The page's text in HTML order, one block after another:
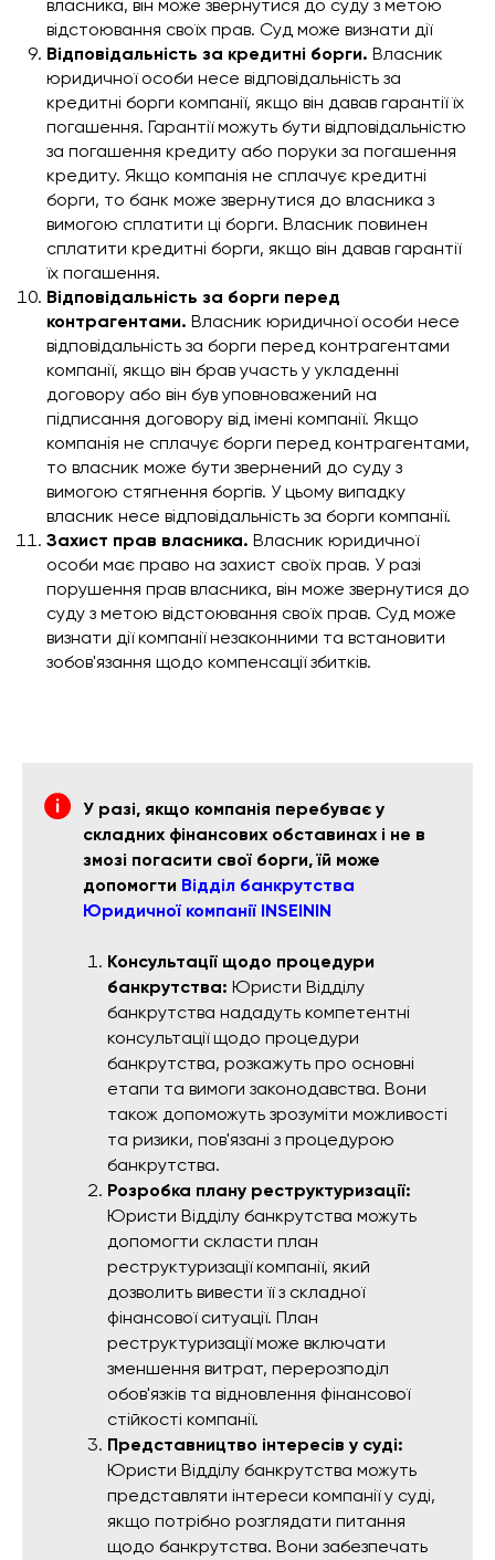
власника, він може звернутися до суду з метою
відстоювання своїх прав. Суд може визнати дії
Відповідальність за кредитні борги. Власник
юридичної особи несе відповідальність за
кредитні борги компанії, якщо він давав гарантії їх
погашення. Гарантії можуть бути відповідальністю
за погашення кредиту або поруки за погашення
кредиту. Якщо компанія не сплачує кредитні
борги, то банк може звернутися до власника з
вимогою сплатити ці борги. Власник повинен
сплатити кредитні борги, якщо він давав гарантії
їх погашення.
Відповідальність за борги перед
контрагентами. Власник юридичної особи несе
відповідальність за борги перед контрагентами
компанії, якщо він брав участь у укладенні
договору або він був уповноважений на
підписання договору від імені компанії. Якщо
компанія не сплачує борги перед контрагентами,
то власник може бути звернений до суду з
вимогою стягнення боргів. У цьому випадку
власник несе відповідальність за борги компанії.
Захист прав власника. Власник юридичної
особи має право на захист своїх прав. У разі
порушення прав власника, він може звернутися до
суду з метою відстоювання своїх прав. Суд може
визнати дії компанії незаконними та встановити
зобов'язання щодо компенсації збитків.
У разі, якщо компанія перебуває у
складних фінансових обставинах і не в
змозі погасити свої борги, їй може
допомогти Відділ банкрутства
Юридичної компанії INSEININ
Консультації щодо процедури
банкрутства: Юристи Відділу
банкрутства нададуть компетентні
консультації щодо процедури
банкрутства, розкажуть про основні
етапи та вимоги законодавства. Вони
також допоможуть зрозуміти можливості
та ризики, пов'язані з процедурою
банкрутства.
Розробка плану реструктуризації:
Юристи Відділу банкрутства можуть
допомогти скласти план
реструктуризації компанії, який
дозволить вивести її з складної
фінансової ситуації. План
реструктуризації може включати
зменшення витрат, перерозподіл
обов'язків та відновлення фінансової
стійкості компанії.
Представництво інтересів у суді:
Юристи Відділу банкрутства можуть
представляти інтереси компанії у суді,
якщо потрібно розглядати питання
щодо банкрутства. Вони забезпечать